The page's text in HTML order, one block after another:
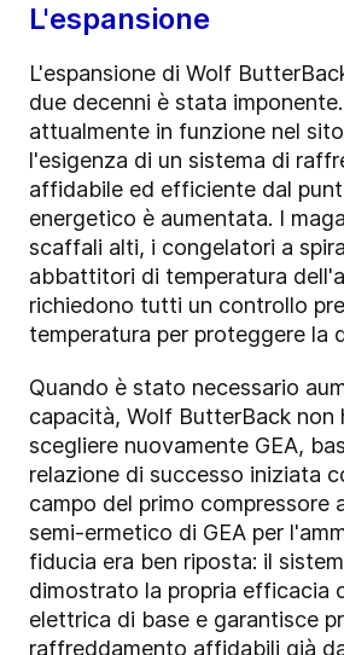
L'espansione
L'espansione di Wolf
due decenni è stata
attualmente in funzione nel
l'esigenza di un sistema di
affidabile ed efficiente dal
energetico è aumentata. I
scaffali alti, i congelatori a
abbattitori di temperatura
richiedono tutti un controllo
temperatura per proteggere la
Quando è stato necessario
capacità, Wolf ButterBack non
scegliere nuovamente GEA,
relazione di successo iniziata
campo del primo compressore
semi-ermetico di GEA per
fiducia era ben riposta: il
dimostrato la propria efficacia
elettrica di base e garantisce
raffreddamento affidabili già